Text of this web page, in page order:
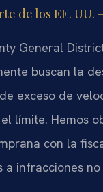
de los EE.
General
buscan la
exceso de
límite. Hemos
con la
a infracciones no